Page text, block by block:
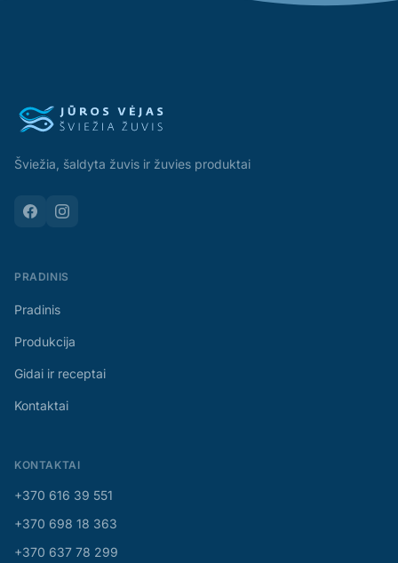
Šviežia, šaldyta žuvis ir žuvies produktai
PRADINIS
Pradinis
Produkcija
Gidai ir receptai
Kontaktai
KONTAKTAI
+370 616 39 551
+370 698 18 363
+370 637 78 299